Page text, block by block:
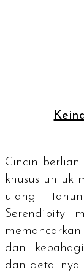
Cincin berlian
khusus untuk
ulang
Serendipity
dan
dan detailnya